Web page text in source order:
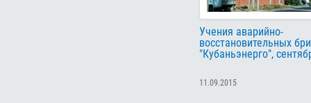
Учения аварийно-
восстановительных
"Кубаньэнерго",
11.09.2015